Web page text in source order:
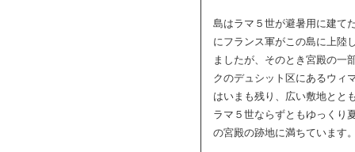
島はラマ５世が避暑用に建て
にフランス軍がこの島に上陸
ましたが、そのとき宮殿の一
クのデュシット区にあるウィ
はいまも残り、広い敷地とと
ラマ５世ならずともゆっくり
の宮殿の跡地に満ちています